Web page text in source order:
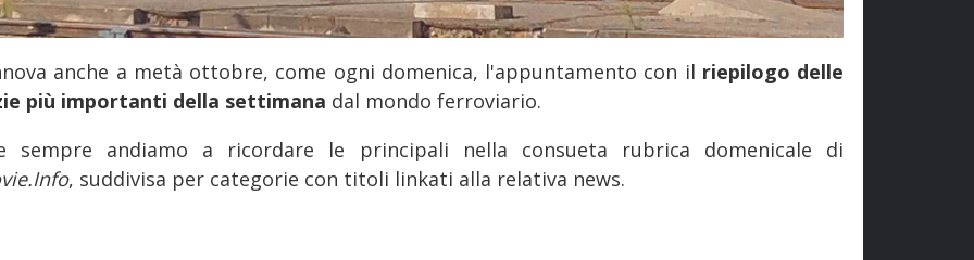
anche a metà ottobre, come ogni domenica, l'appuntamento con il riepilogo delle
più importanti della settimana dal mondo ferroviario.
sempre andiamo a ricordare le principali nella consueta rubrica domenicale di
, suddivisa per categorie con titoli linkati alla relativa news.